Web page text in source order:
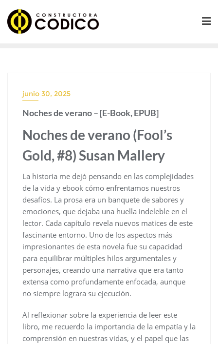
contenido
junio 30, 2025
Noches de verano – [E-Book, EPUB]
Noches de verano (Fool’s
Gold, #8) Susan Mallery
La historia me dejó pensando en las complejidades
de la vida y ebook cómo enfrentamos nuestros
desafíos. La prosa era un banquete de sabores y
emociones, que dejaba una huella indeleble en el
lector. Cada capítulo revela nuevos matices de este
fascinante entorno. Uno de los aspectos más
impresionantes de esta novela fue su capacidad
para equilibrar múltiples hilos argumentales y
personajes, creando una narrativa que era tanto
extensa como profundamente enfocada, aunque
no siempre lograra su ejecución.
Al reflexionar sobre la experiencia de leer este
libro, me recuerdo la importancia de la empatía y la
comprensión en nuestras vidas, y el papel que las